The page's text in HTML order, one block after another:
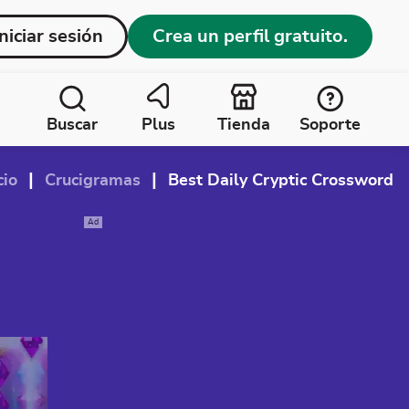
sesión Crea un perfil gratuito.
Buscar Plus Tienda Soporte
Crucigramas Best Daily Cryptic Crossword
Ad